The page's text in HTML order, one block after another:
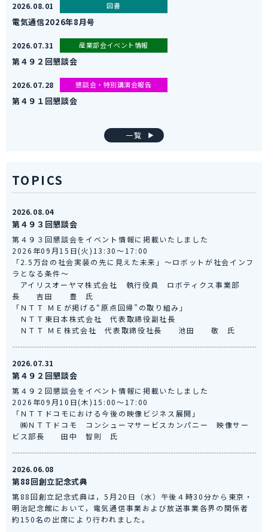
2026.08.01 図書
電気通信2026年8月号
2026.07.31 産業部会イべント情報
第４９２回懇談会
2026.07.28 懇談会・特別講演会報告
第４９１回懇談会
一覧
TOPICS
2026.08.04
第４９３回懇談会
第４９３回懇談会をイベント情報に掲載いたしました
2026年09月15日(火)13:30～17:00
「2.5万台の社会実装の先に見えた未来」～ロボットが社会インフ
ラとなる条件～
アイリスオーヤマ株式会社 執行役員 ロボティクス事業部
長 吉田 豊 氏
「ＮＴＴ ＭＥが掲げる“原点回帰”の取り組み」
ＮＴＴ東日本株式会社 代表取締役副社長
ＮＴＴ ＭＥ株式会社 代表取締役社長 池田 敬 氏
2026.07.31
第４９２回懇談会
第４９２回懇談会をイベント情報に掲載いたしました
2026年09月10日(木)15:00～17:00
「ＮＴＴドコモにおける今後の映像ビジネス展開」
㈱ＮＴＴドコモ コンシューマサービスカンパニー 映像サー
ビス部長 田中 智則 氏
2026.06.08
第88回創立記念式典
第88回創立記念式典は，5月20日（水）午後４時30分から東京・
明治記念館において，電気通信事業および放送事業各界の関係者
約150名の出席により行われました。